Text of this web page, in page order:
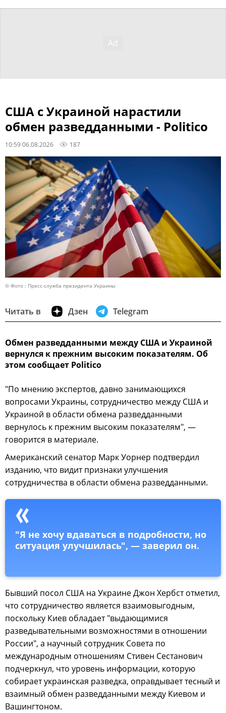
США с Украиной нарастили
обмен разведданными - Politico
10:59 06.08.2026 187
© Фото : Пресс-служба президента Украины
Читать в Дзен Telegram
Обмен разведданными между США и Украиной
вернулся к прежним высоким показателям. Об
этом сообщает Politico
"По мнению экспертов, давно занимающихся
вопросами Украины, сотрудничество между США и
Украиной в области обмена разведданными
вернулось к прежним высоким показателям", —
говорится в материале.
Американский сенатор Марк Уорнер подтвердил
изданию, что видит признаки улучшения
сотрудничества в области обмена разведданными.
"Я не хочу вдаваться в подробности, но
ситуация улучшилась", — заверил он.
Бывший посол США на Украине Джон Хербст отметил,
что сотрудничество является взаимовыгодным,
поскольку Киев обладает "выдающимися
разведывательными возможностями в отношении
России", а научный сотрудник Совета по
международным отношениям Стивен Сестанович
подчеркнул, что уровень информации, которую
собирает украинская разведка, оправдывает тесный и
взаимный обмен разведданными между Киевом и
Вашингтоном.